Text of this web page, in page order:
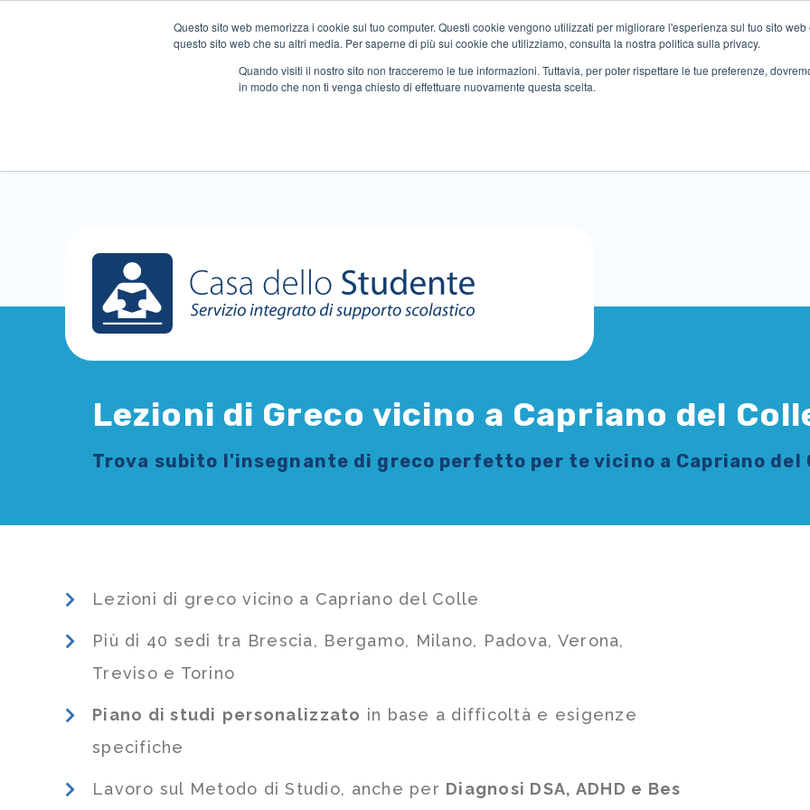
Questo sito web memorizza i cookie sul tuo computer. Questi cookie vengono utilizzati per migliorare l'esperienza sul tuo sito
questo sito web che su altri media. Per saperne di più sui cookie che utilizziamo, consulta la nostra politica sulla privacy.
Quando visiti il ​​nostro sito non tracceremo le tue informazioni. Tuttavia, per poter rispettare le tue preferenze,
in modo che non ti venga chiesto di effettuare nuovamente questa scelta.
Lezioni di Greco vicino a Capriano del
Trova subito l'insegnante di greco perfetto per te vicino a Capriano del
Lezioni di greco vicino a Capriano del Colle
Più di 40 sedi tra Brescia, Bergamo, Milano, Padova, Verona,
Treviso e Torino
Piano di studi personalizzato in base a difficoltà e esigenze
specifiche
Lavoro sul Metodo di Studio, anche per Diagnosi DSA, ADHD e Bes